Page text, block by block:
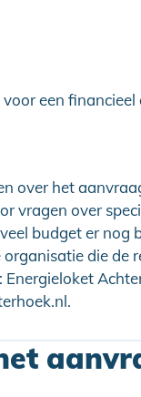
een
over het
vragen over
budget er nog
die de